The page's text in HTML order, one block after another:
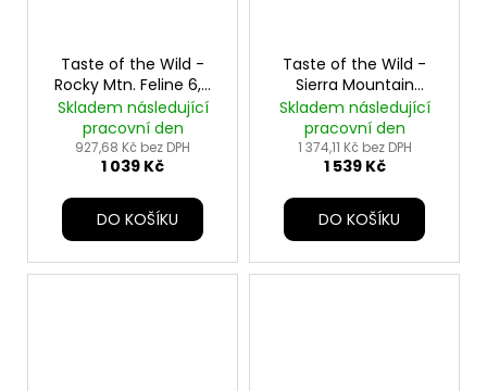
Taste of the Wild -
Rocky Mtn. Feline 6,6
kg
Skladem následující
pracovní den
927,68 Kč bez DPH
1 039 Kč
DO KOŠÍKU
Taste of the Wild -
Sierra Mountain
Canine - 12,2kg
Skladem následující
pracovní den
1 374,11 Kč bez DPH
1 539 Kč
DO KOŠÍKU